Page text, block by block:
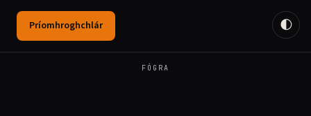
Príomhroghchlár
FÓGRA
🌓